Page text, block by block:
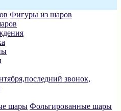
Фигуры из шаров
звонок,
Фольгированные шары